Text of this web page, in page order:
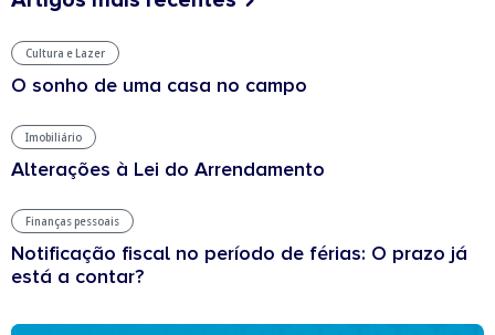
Cultura e Lazer
O sonho de uma casa no campo
Imobiliário
Alterações à Lei do Arrendamento
Finanças pessoais
Notificação fiscal no período de férias: O prazo já
está a contar?